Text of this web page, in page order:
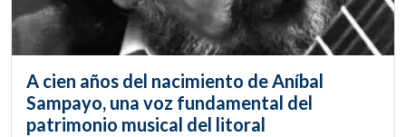
A cien años del nacimiento de Aníbal
Sampayo, una voz fundamental del
patrimonio musical del litoral